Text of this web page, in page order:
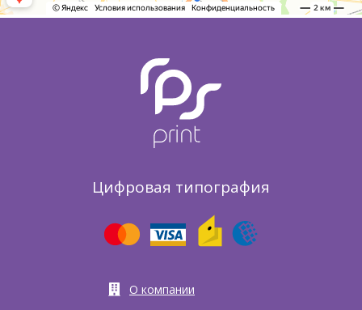
Цифровая типография
О компании